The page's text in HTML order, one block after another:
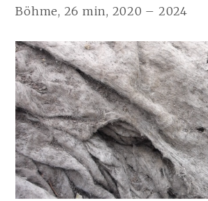
Böhme, 26 min, 2020 – 2024